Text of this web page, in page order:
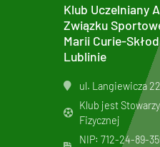
Klub Uczelniany
Związku
Marii Curie-
Lublinie
ul. Langiewicza
Klub jest
Fizycznej
NIP: 712-24-89-